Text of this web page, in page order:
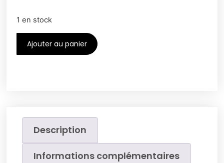
1 en stock
Ajouter au panier
Description
Informations complémentaires